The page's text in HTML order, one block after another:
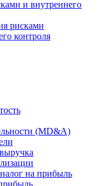
и внутреннего
рисками
контроля
(MD&A)
на прибыль